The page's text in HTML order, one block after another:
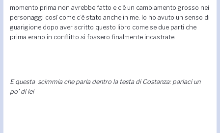
momento prima non avrebbe fatto e c’è un cambiamento grosso nei
personaggi così come c’è stato anche in me. Io ho avuto un senso di
guarigione dopo aver scritto questo libro come se due parti che
prima erano in conflitto si fossero finalmente incastrate.
E questa scimmia che parla dentro la testa di Costanza: parlaci un
po’ di lei